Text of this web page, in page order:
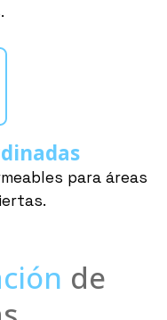
para áreas
de